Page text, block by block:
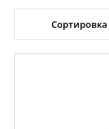
Сортировка